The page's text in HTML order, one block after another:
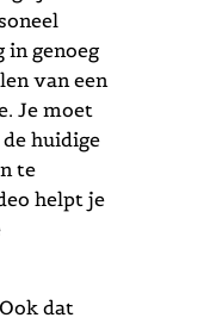
in genoeg
van een
Je moet
huidige
te
helpt je
dat